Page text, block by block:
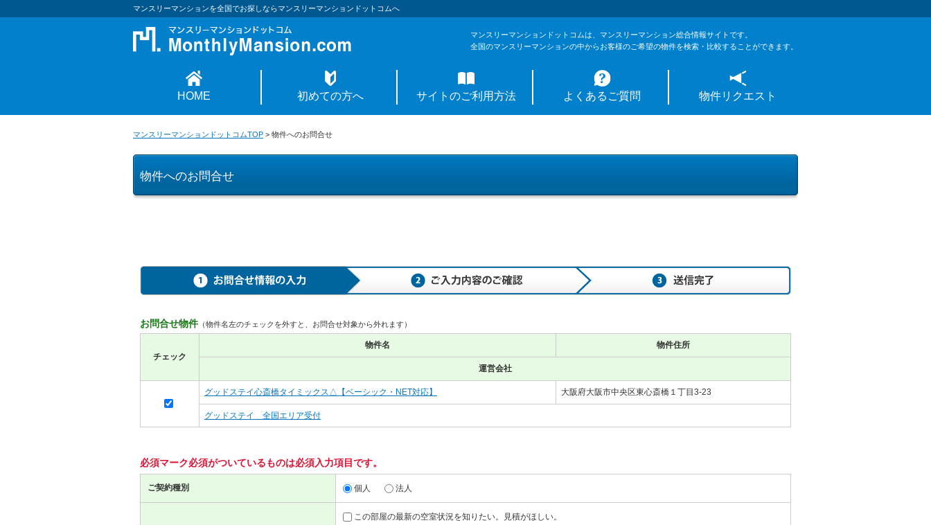
マンスリーマンションを全国でお探しならマンスリーマンションドットコムへ
マンスリーマンションドットコムは、マンスリーマンション総合情報サイトです。
全国のマンスリーマンションの中からお客様のご希望の物件を検索・比較することができます。
HOME 初めての方へ サイトのご利用方法 よくあるご質問 物件リクエスト
マンスリーマンションドットコムTOP > 物件へのお問合せ
物件へのお問合せ
お問合せ物件 （物件名左のチェックを外すと、お問合せ対象から外れます）
チェック
物件名 物件住所
運営会社
グッドステイ心斎橋タイミックス△【ベーシック・NET対応】 大阪府大阪市中央区東心斎橋１丁目3-23
グッドステイ 全国エリア受付
必須マーク必須がついているものは必須入力項目です。
ご契約種別 個人 法人
この部屋の最新の空室状況を知りたい。見積がほしい。